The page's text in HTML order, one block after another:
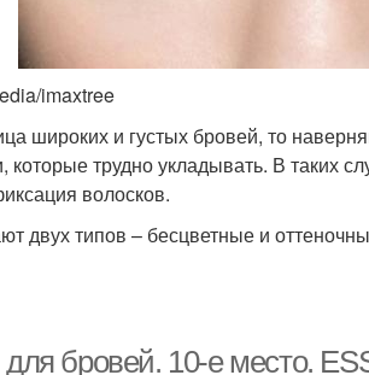
imaxtree
широких и густых бровей, то
трудно укладывать. В таких
волосков.
двух типов – бесцветные и
бровей. 10-е место.